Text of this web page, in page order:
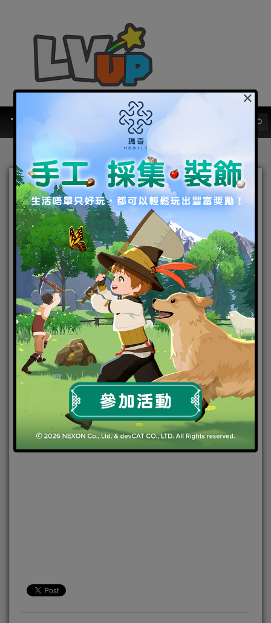
結合 RPG 消除及 AR 互動元
素的《魔寵時代》即日推出
化身魔書士書寫獨一無二的
幻獸傳說
2020-03-25|Android,IOS,好康活動,手機遊戲 魔寵時代
×